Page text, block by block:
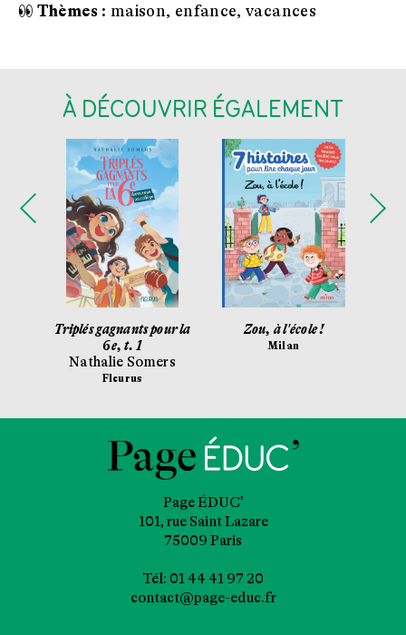
👀 Thèmes : maison, enfance, vacances
À DÉCOUVRIR ÉGALEMENT
Triplés gagnants pour la
6e, t. 1
Nathalie Somers
Fleurus
Zou, à l'école !
Milan
Page ÉDUC’
101, rue Saint Lazare
75009 Paris
Tél: 01 44 41 97 20
contact@page-educ.fr